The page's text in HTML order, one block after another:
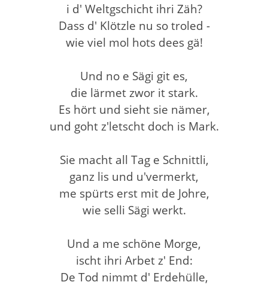
i d' Weltgschicht ihri Zäh?
Dass d' Klötzle nu so troled -
wie viel mol hots dees gä!
Und no e Sägi git es,
die lärmet zwor it stark.
Es hört und sieht sie nämer,
und goht z'letscht doch is Mark.
Sie macht all Tag e Schnittli,
ganz lis und u'vermerkt,
me spürts erst mit de Johre,
wie selli Sägi werkt.
Und a me schöne Morge,
ischt ihri Arbet z' End:
De Tod nimmt d' Erdehülle,